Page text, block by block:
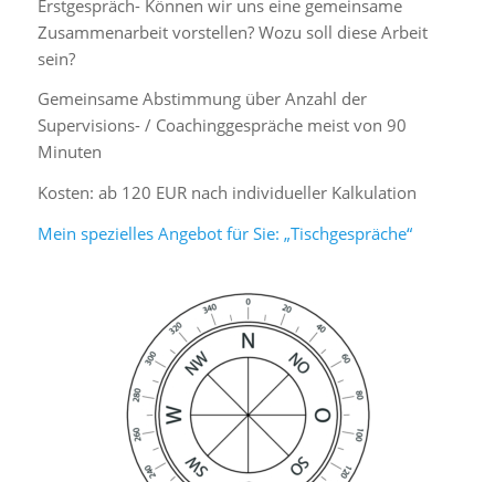
Erstgespräch- Können wir uns eine gemeinsame
Zusammenarbeit vorstellen? Wozu soll diese Arbeit
sein?
Gemeinsame Abstimmung über Anzahl der
Supervisions- / Coachinggespräche meist von 90
Minuten
Kosten: ab 120 EUR nach individueller Kalkulation
Mein spezielles Angebot für Sie: „Tischgespräche“